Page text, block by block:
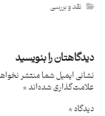
نقد و بررسی
دیدگاهتان را بنویسید
نشانی ایمیل شما منتشر
علامت‌گذاری شده‌اند*
دیدگاه*